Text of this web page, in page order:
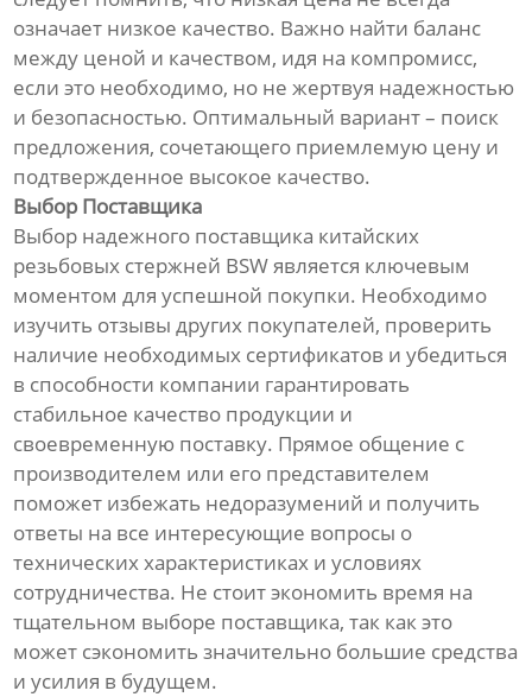
означает низкое качество. Важно найти баланс
между ценой и качеством, идя на компромисс,
если это необходимо, но не жертвуя надежностью
и безопасностью. Оптимальный вариант – поиск
предложения, сочетающего приемлемую цену и
подтвержденное высокое качество.
Выбор Поставщика
Выбор надежного поставщика китайских
резьбовых стержней BSW является ключевым
моментом для успешной покупки. Необходимо
изучить отзывы других покупателей, проверить
наличие необходимых сертификатов и убедиться
в способности компании гарантировать
стабильное качество продукции и
своевременную поставку. Прямое общение с
производителем или его представителем
поможет избежать недоразумений и получить
ответы на все интересующие вопросы о
технических характеристиках и условиях
сотрудничества. Не стоит экономить время на
тщательном выборе поставщика, так как это
может сэкономить значительно большие средства
и усилия в будущем.